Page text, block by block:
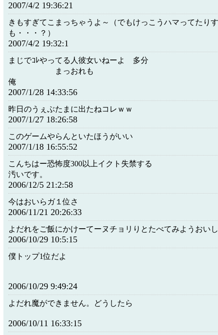
2007/4/2 19:36:21
きもすぎてこまっちゃうよ～（でもけっこうハマってたり
も・・・？）
2007/4/2 19:32:1
まじでｺﾚやってる人彼女いね
まっおれも
俺
2007/1/28 14:33:56
昨日のうぇぶたまに出たねコレｗｗ
2007/1/27 18:26:58
このゲームやらんといたほうがいい
2007/1/18 16:55:52
こんちはー恐怖度300以上イクト失禁する
汚いです。
2006/12/5 21:2:58
今はおいらガ１位さ
2006/11/21 20:26:33
よだれをご飯にかけーてーヌチョリりとたべてみようおい
2006/10/29 10:5:15
僕トップ1位だよ
2006/10/29 9:49:24
よだれ魔ができません。どうしたら
2006/10/11 16:33:15